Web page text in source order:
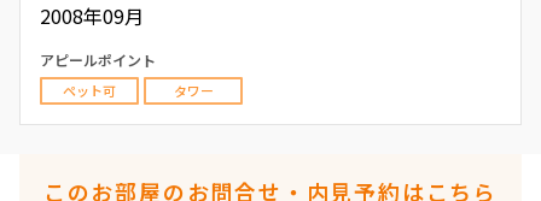
2008年09月
アピールポイント
ペット可 タワー
このお部屋のお問合せ・内見予約はこちら